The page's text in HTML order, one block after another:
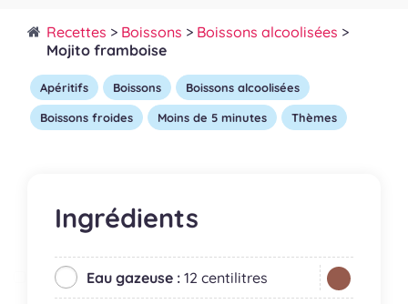
Recettes > Boissons > Boissons alcoolisées >
Mojito framboise
Apéritifs Boissons Boissons alcoolisées
Boissons froides Moins de 5 minutes Thèmes
Ingrédients
Eau gazeuse : 12 centilitres